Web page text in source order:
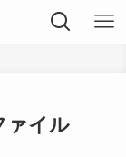
ァイル